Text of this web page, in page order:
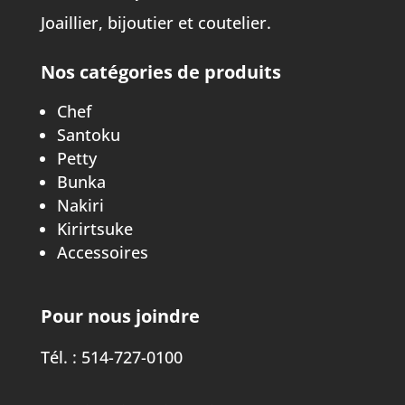
Joaillier, bijoutier et coutelier.
Nos catégories de produits
Chef
Santoku
Petty
Bunka
Nakiri
Kirirtsuke
Accessoires
Pour nous joindre
Tél. : 514-727-0100